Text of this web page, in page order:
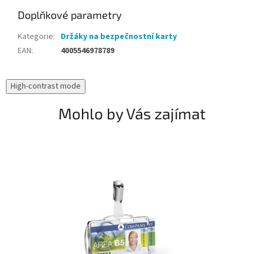
Doplňkové parametry
Kategorie: Držáky na bezpečnostní karty
EAN: 4005546978789
High-contrast mode
Mohlo by Vás zajímat